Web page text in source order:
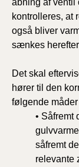
åbning af ventil
kontrolleres, at
også bliver
sænkes
Det skal
hører til den
følgende måder
• Såfremt
såfremt
relevante